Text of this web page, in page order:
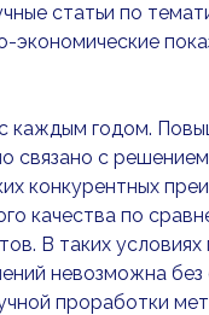
статьи по
каждым годом.
связано с
конкурентных
качества по
В таких
невозможна
проработки